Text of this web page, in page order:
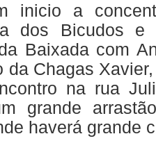
inicio a
dos Bicudos e
Baixada com
da Chagas
na rua
grande
haverá grande